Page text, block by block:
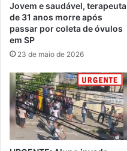
Jovem e saudável, terapeuta
de 31 anos morre após
passar por coleta de óvulos
em SP
23 de maio de 2026